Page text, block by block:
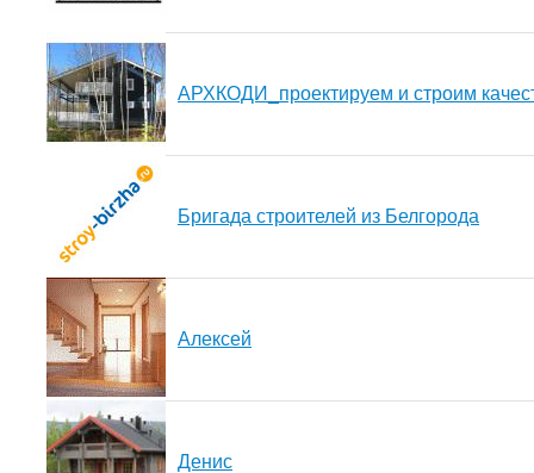
АРХКОДИ_проектируем и строим
Бригада строителей из Белгорода
Алексей
Денис